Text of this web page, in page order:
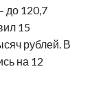
до 120,7
15
рублей. В
на 12